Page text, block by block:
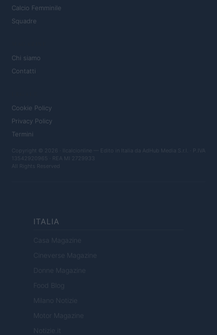
Calcio Femminile
Squadre
Chi siamo
Contatti
Cookie Policy
Privacy Policy
Termini
Copyright © 2026 · Ilcalcionline — Edito in Italia da AdHub Media S.r.l. · P.IVA
13542920965 · REA MI 2729933
All Rights Reserved
ITALIA
Casa Magazine
Cineverse Magazine
Donne Magazine
Food Blog
Milano Notizie
Motor Magazine
Notizie.it